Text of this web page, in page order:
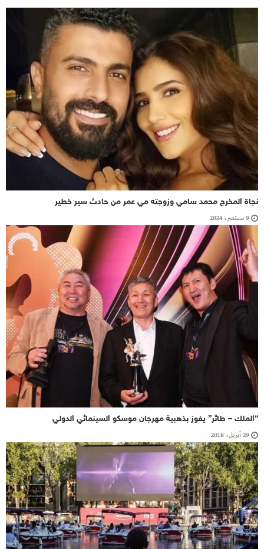
نجاة المخرج محمد سامي وزوجته مي عمر من حادث سير خطير
9 سبتمبر، 2024
“الملك – طائر” يفوز بذهبية مهرجان موسكو السينمائي الدولي
29 أبريل، 2018